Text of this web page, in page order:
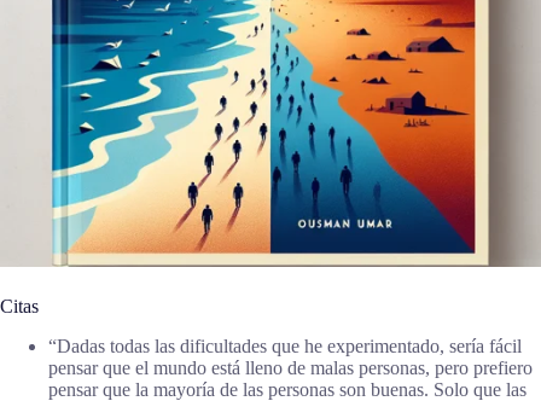
Citas
“Dadas todas las dificultades que he experimentado, sería fácil
pensar que el mundo está lleno de malas personas, pero prefiero
pensar que la mayoría de las personas son buenas. Solo que las